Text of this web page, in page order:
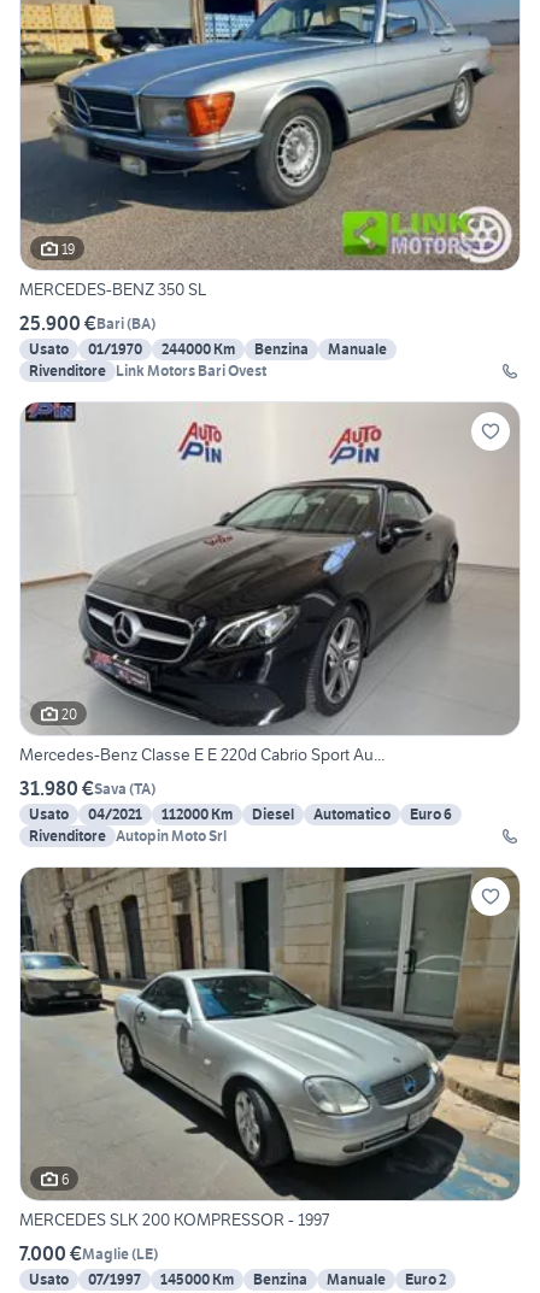
19
MERCEDES-BENZ 350 SL
25.900 €Bari(BA)
Usato
01/1970 244000 Km Benzina
Manuale
Rivenditore Link Motors Bari Ovest
20
Mercedes-Benz Classe E E 220d Cabrio Sport Au...
31.980 €Sava (TA)
Usato
04/2021 112000 Km Diesel Automatico
Euro 6
Rivenditore Autopin Moto Srl
6
MERCEDES SLK 200 KOMPRESSOR - 1997
7.000 €Maglie(LE)
Usato
07/1997 145000 Km Benzina Manuale Euro 2